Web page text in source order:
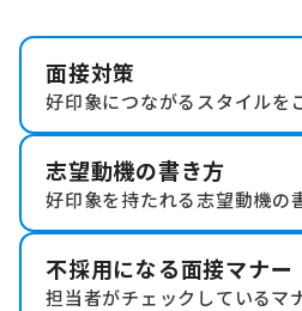
面接対策
好印象につながるスタイルを
志望動機の書き方
好印象を持たれる志望動機の
不採用になる面接マナー
担当者がチェックしているマ